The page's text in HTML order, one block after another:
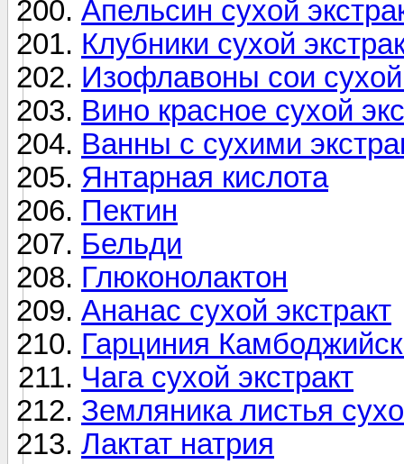
Апельсин сухой
Клубники сухой
Изофлавоны сои сухой
Вино красное сухой
Ванны с сухими
Янтарная кислота
Пектин
Бельди
Глюконолактон
Ананас сухой экстракт
Гарциния
Чага сухой экстракт
Земляника листья
Лактат натрия